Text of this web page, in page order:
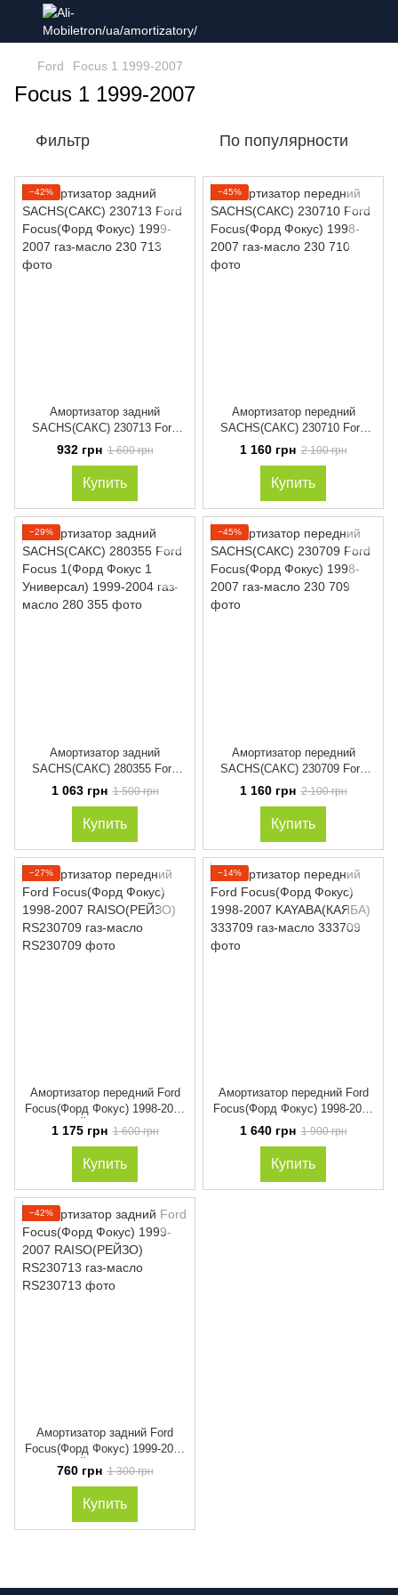
Ford Focus 1 1999-2007
Focus 1 1999-2007
Фильтр По популярности
−42%
Амортизатор задний
SACHS(САКС) 230713 Ford
Focus(Форд Фокус) 1999-2007
газ-масло
932 грн 1 600 грн
Купить
−45%
Амортизатор передний
SACHS(САКС) 230710 Ford
Focus(Форд Фокус) 1998-2007
газ-масло
1 160 грн 2 100 грн
Купить
−29%
Амортизатор задний
SACHS(САКС) 280355 Ford
Focus 1(Форд Фокус 1
Универсал) 1999-2004 газ-
масло
1 063 грн 1 500 грн
Купить
−45%
Амортизатор передний
SACHS(САКС) 230709 Ford
Focus(Форд Фокус) 1998-2007
газ-масло
1 160 грн 2 100 грн
Купить
−27%
Амортизатор передний Ford
Focus(Форд Фокус) 1998-2007
RAISO(РЕЙЗО) RS230709 газ-
масло
1 175 грн 1 600 грн
Купить
−14%
Амортизатор передний Ford
Focus(Форд Фокус) 1998-2007
KAYABA(КАЯБА) 333709 газ-
масло
1 640 грн 1 900 грн
Купить
−42%
Амортизатор задний Ford
Focus(Форд Фокус) 1999-2007
RAISO(РЕЙЗО) RS230713 газ-
масло
760 грн 1 300 грн
Купить